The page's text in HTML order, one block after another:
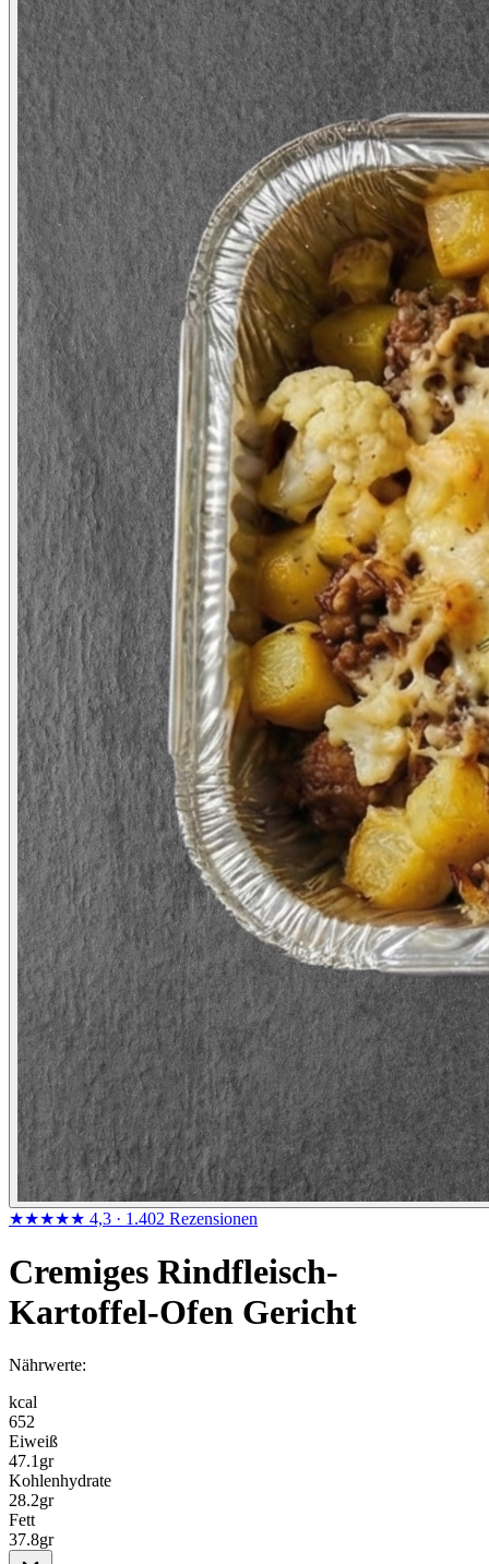
★★★★★ 4,3 · 1.402 Rezensionen
Cremiges Rindfleisch-
Kartoffel-Ofen Gericht
Nährwerte:
kcal
652
Eiweiß
47.1 gr
Kohlenhydrate
28.2gr
Fett
37.8gr